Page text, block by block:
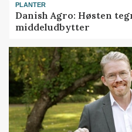
PLANTER
Danish Agro: Høsten
middeludbytter